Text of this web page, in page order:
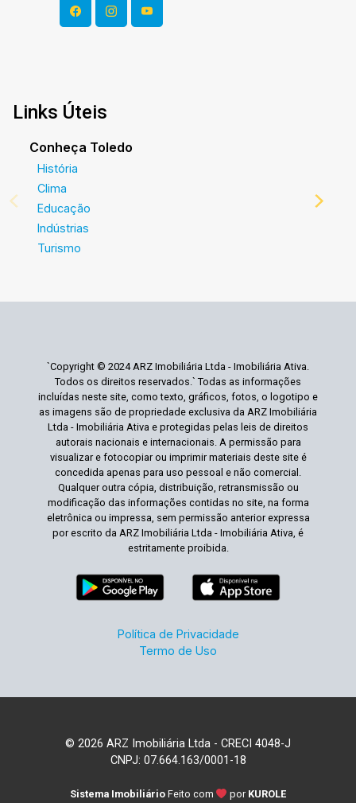
Links Úteis
Conheça Toledo
História
Clima
Educação
Indústrias
Turismo
`Copyright © 2024 ARZ Imobiliária Ltda - Imobiliária Ativa.
Todos os direitos reservados.` Todas as informações
incluídas neste site, como texto, gráficos, fotos, o logotipo e
as imagens são de propriedade exclusiva da ARZ Imobiliária
Ltda - Imobiliária Ativa e protegidas pelas leis de direitos
autorais nacionais e internacionais. A permissão para
visualizar e fotocopiar ou imprimir materiais deste site é
concedida apenas para uso pessoal e não comercial.
Qualquer outra cópia, distribuição, retransmissão ou
modificação das informações contidas no site, na forma
eletrônica ou impressa, sem permissão anterior expressa
por escrito da ARZ Imobiliária Ltda - Imobiliária Ativa, é
estritamente proibida.
Política de Privacidade
Termo de Uso
© 2026 ARZ Imobiliária Ltda - CRECI 4048-J
CNPJ: 07.664.163/0001-18
Sistema Imobiliário Feito com por KUROLE